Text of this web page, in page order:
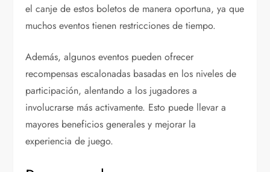
el canje de estos boletos de manera oportuna, ya que
muchos eventos tienen restricciones de tiempo.
Además, algunos eventos pueden ofrecer
recompensas escalonadas basadas en los niveles de
participación, alentando a los jugadores a
involucrarse más activamente. Esto puede llevar a
mayores beneficios generales y mejorar la
experiencia de juego.